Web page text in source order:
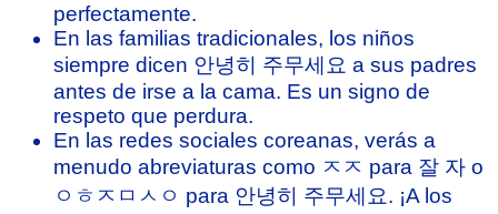
perfectamente.
En las familias tradicionales, los niños
siempre dicen 안녕히 주무세요 a sus padres
antes de irse a la cama. Es un signo de
respeto que perdura.
En las redes sociales coreanas, verás a
menudo abreviaturas como ㅈㅈ para 잘 자 o
ㅇㅎㅈㅁㅅㅇ para 안녕히 주무세요. ¡A los